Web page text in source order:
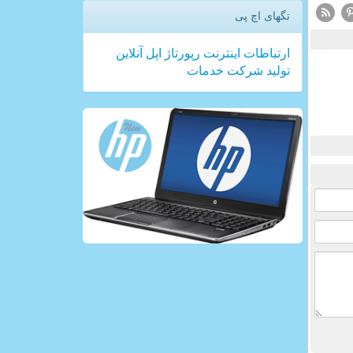
تگهای اچ پی
ارتباطات اینترنت رپورتاژ اپل آنلاین
تولید شركت خدمات